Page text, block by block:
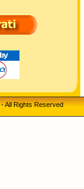
All Rights Reserved